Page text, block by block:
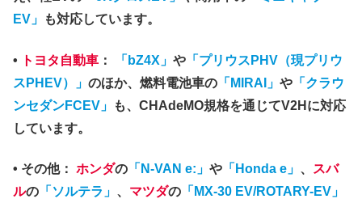
EV」
も対応しています。
• トヨタ自動車 ： 「bZ4X」 や 「プリウスPHV（現プリウ
スPHEV）」 のほか、燃料電池車の 「MIRAI」 や 「クラウ
ンセダンFCEV」
も、CHAdeMO規格を通じてV2Hに対応
しています。
• その他： ホンダの 「N-VAN e:」 や 「Honda e」 、
スバ
ルの 「ソルテラ」 、 マツダの 「MX-30 EV/ROTARY-EV」